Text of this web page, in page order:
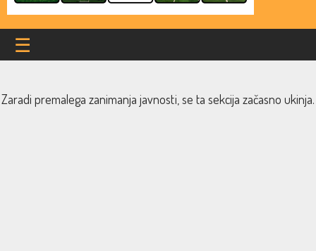
☰
Zaradi premalega zanimanja javnosti, se ta sekcija začasno ukinja.